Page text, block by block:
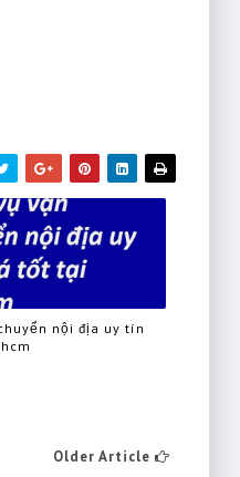
nội địa uy tín
Older Article